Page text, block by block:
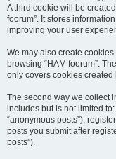
A third cookie will be
foorum”. It stores
improving your user
We may also create
browsing “HAM foorum”.
only covers cookies created
The second way we collect
includes but is not limited
“anonymous posts”),
posts you submit after
posts”).